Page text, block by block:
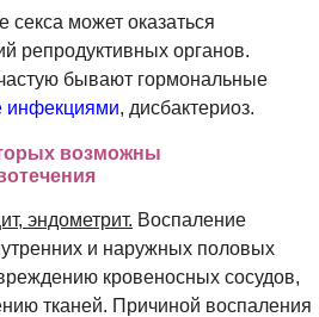
секса может оказаться
репродуктивных органов.
бывают гормональные
инфекциями, дисбактериоз.
возможны
эндометрит. Воспаление
и наружных половых
кровеносных сосудов,
тканей. Причиной воспаления